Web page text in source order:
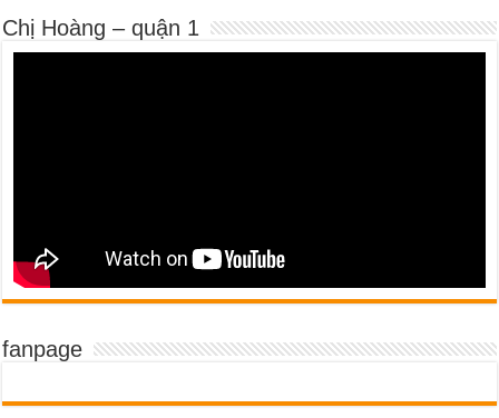
Chị Hoàng – quận 1
fanpage